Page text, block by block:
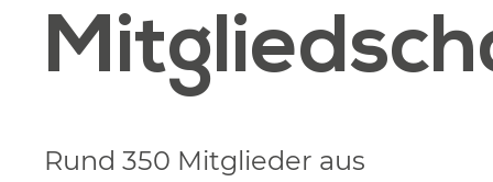
Rund 350 Mitglieder aus